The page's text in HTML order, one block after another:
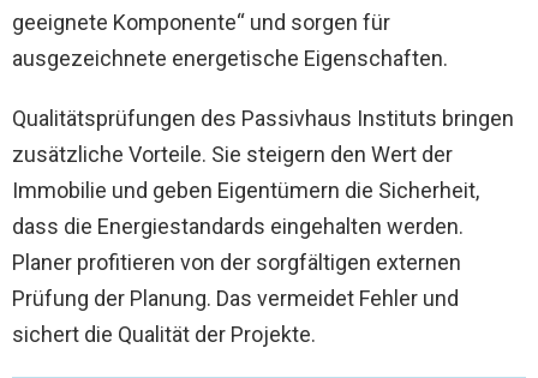
geeignete Komponente“ und sorgen für
ausgezeichnete energetische Eigenschaften.
Qualitätsprüfungen des Passivhaus Instituts bringen
zusätzliche Vorteile. Sie steigern den Wert der
Immobilie und geben Eigentümern die Sicherheit,
dass die Energiestandards eingehalten werden.
Planer profitieren von der sorgfältigen externen
Prüfung der Planung. Das vermeidet Fehler und
sichert die Qualität der Projekte.